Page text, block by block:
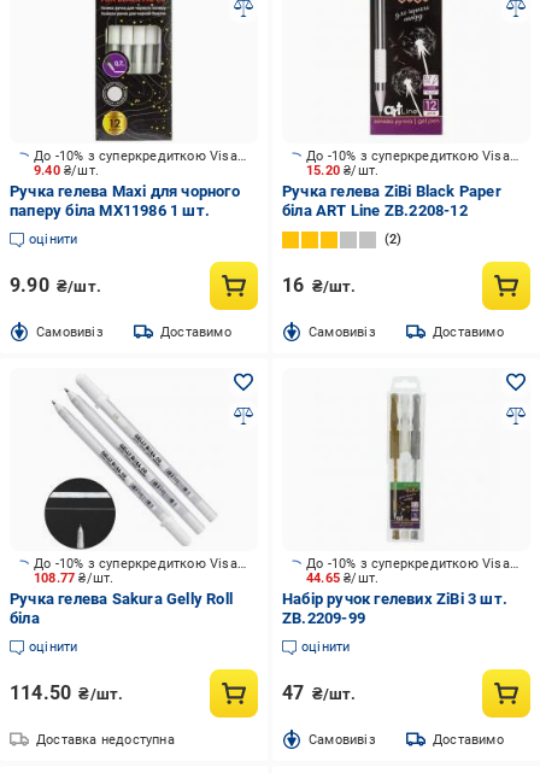
9.40 ₴/шт.
До -10% з суперкредиткою Visa Вигода
Ручка гелева Maxi для чорного
паперу біла MX11986 1 шт.
оцінити
9.90 ₴/шт.
Cамовивіз Доставимо
15.20₴/шт.
До -10% з суперкредиткою Visa Вигода
Ручка гелева ZiBi Black Paper
біла ART Line ZB.2208-12
2
16 ₴/шт.
Cамовивіз Доставимо
108.77₴/шт.
До -10% з суперкредиткою Visa Вигода
Ручка гелева Sakura Gelly Roll
біла
оцінити
114.50 ₴/шт.
Доставка недоступна
44.65₴/шт.
До -10% з суперкредиткою Visa Вигода
Набір ручок гелевих ZiBi 3 шт.
ZB.2209-99
оцінити
47 ₴/шт.
Cамовивіз Доставимо